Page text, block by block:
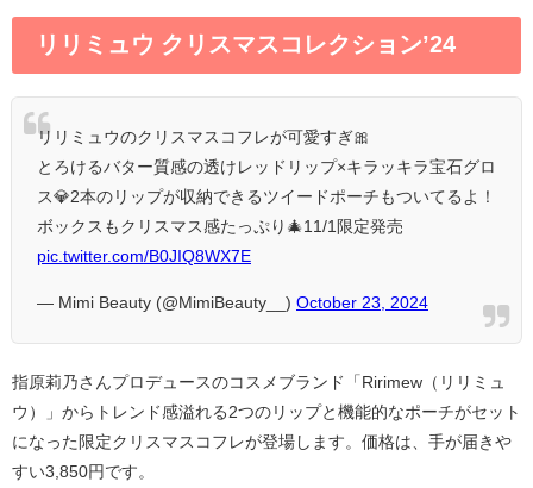
リリミュウ クリスマスコレクションʼ24
リリミュウのクリスマスコフレが可愛すぎ🎀
とろけるバター質感の透けレッドリップ×キラッキラ宝石グロ
ス💎2本のリップが収納できるツイードポーチもついてるよ！
ボックスもクリスマス感たっぷり🎄11/1限定発売
pic.twitter.com/B0JIQ8WX7E
— Mimi Beauty (@MimiBeauty__) October 23, 2024
指原莉乃さんプロデュースのコスメブランド「Ririmew（リリミュ
ウ）」からトレンド感溢れる2つのリップと機能的なポーチがセット
になった限定クリスマスコフレが登場します。価格は、手が届きや
すい3,850円です。